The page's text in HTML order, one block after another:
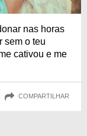
nas horas
sem o teu
cativou e me
COMPARTILHAR